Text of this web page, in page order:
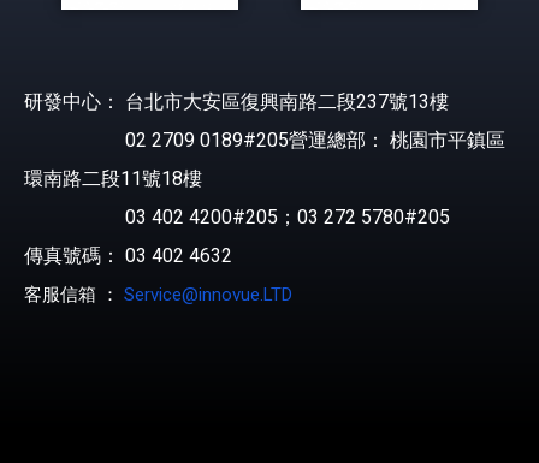
研發中心： 台北市大安區復興南路二段237號13樓
02 2709 0189#205營運總部： 桃園市平鎮區
環南路二段11號18樓
03 402 4200#205；03 272 5780#205
傳真號碼： 03 402 4632
客服信箱 ： Service@innovue.LTD